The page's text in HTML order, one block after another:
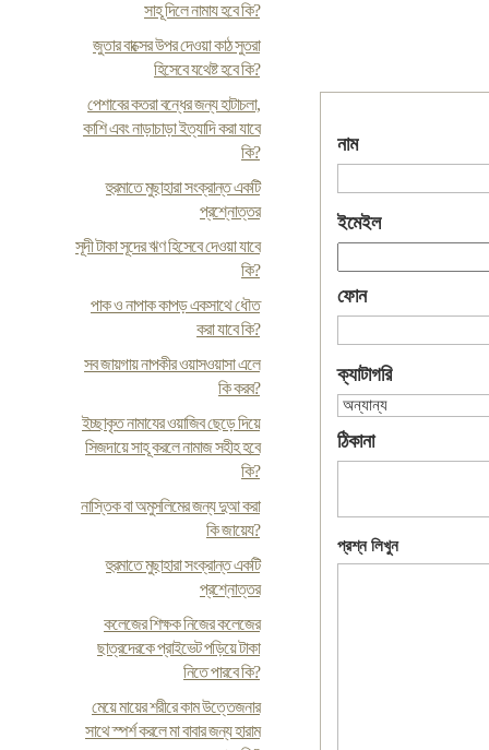
সাহূ দিলে নামায হবে কি?
জুতার বাক্সের উপর দেওয়া কাঠ সুতরা
হিসেবে যথেষ্ট হবে কি?
পেশাবের কতরা বন্ধের জন্য হাটাচলা,
কাশি এবং নাড়াচাড়া ইত্যাদি করা যাবে
কি?
হুরমাতে মুছাহারা সংক্রান্ত একটি
প্রশ্নোত্তর
সূদী টাকা সূদের ঋণ হিসেবে দেওয়া যাবে
কি?
পাক ও নাপাক কাপড় একসাথে ধৌত
করা যাবে কি?
সব জায়গায় নাপকীর ওয়াসওয়াসা এলে
কি করব?
ইচ্ছাকৃত নামাযের ওয়াজিব ছেড়ে দিয়ে
সিজদায়ে সাহূ করলে নামাজ সহীহ হবে
কি?
নাস্তিক বা অমুসলিমের জন্য দুআ করা
কি জায়েয?
হুরমাতে মুছাহারা সংক্রান্ত একটি
প্রশ্নোত্তর
কলেজের শিক্ষক নিজের কলেজের
ছাত্রদেরকে প্রাইভেট পড়িয়ে টাকা
নিতে পারবে কি?
মেয়ে মায়ের শরীরে কাম উত্তেজনার
সাথে স্পর্শ করলে মা বাবার জন্য হারাম
নাম
ইমেইল
ফোন
ক্যাটাগরি
ঠিকানা
প্রশ্ন লিখুন